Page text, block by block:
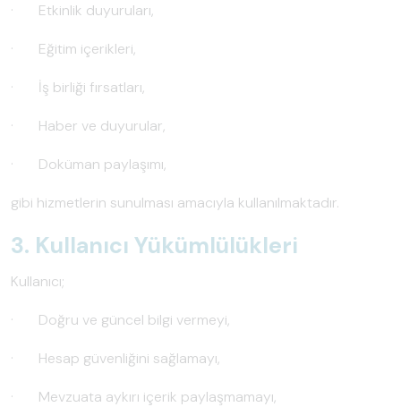
· Etkinlik duyuruları,
· Eğitim içerikleri,
· İş birliği fırsatları,
· Haber ve duyurular,
· Doküman paylaşımı,
gibi hizmetlerin sunulması amacıyla kullanılmaktadır.
3. Kullanıcı Yükümlülükleri
Kullanıcı;
· Doğru ve güncel bilgi vermeyi,
· Hesap güvenliğini sağlamayı,
· Mevzuata aykırı içerik paylaşmamayı,